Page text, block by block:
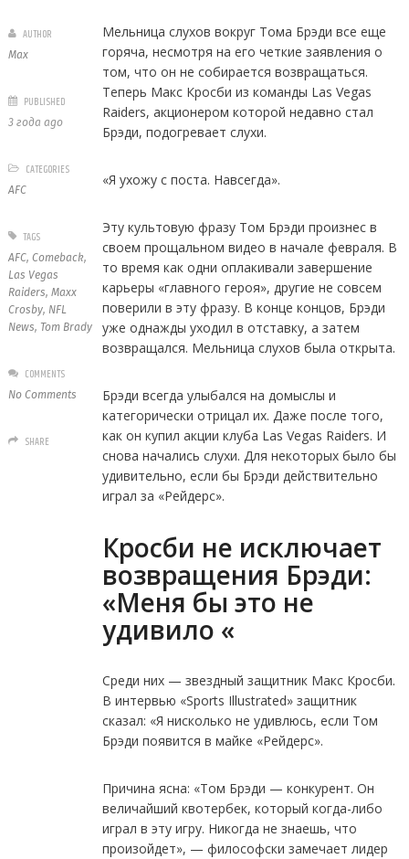
Мельница слухов вокруг Тома Брэди все еще
горяча, несмотря на его четкие заявления о
том, что он не собирается возвращаться.
Теперь Макс Кросби из команды Las Vegas
Raiders, акционером которой недавно стал
Брэди, подогревает слухи.
«Я ухожу с поста. Навсегда».
Эту культовую фразу Том Брэди произнес в
своем прощальном видео в начале февраля. В
то время как одни оплакивали завершение
карьеры «главного героя», другие не совсем
поверили в эту фразу. В конце концов, Брэди
уже однажды уходил в отставку, а затем
возвращался. Мельница слухов была открыта.
Брэди всегда улыбался на домыслы и
категорически отрицал их. Даже после того,
как он купил акции клуба Las Vegas Raiders. И
снова начались слухи. Для некоторых было бы
удивительно, если бы Брэди действительно
играл за «Рейдерс».
Кросби не исключает
возвращения Брэди:
«Меня бы это не
удивило «
Среди них — звездный защитник Макс Кросби.
В интервью «Sports Illustrated» защитник
сказал: «Я нисколько не удивлюсь, если Том
Брэди появится в майке «Рейдерс».
Причина ясна: «Том Брэди — конкурент. Он
величайший квотербек, который когда-либо
играл в эту игру. Никогда не знаешь, что
произойдет», — философски замечает лидер
AUTHOR
Max
PUBLISHED
3 года ago
CATEGORIES
AFC
TAGS
AFC, Comeback,
Las Vegas
Raiders, Maxx
Crosby, NFL
News, Tom Brady
COMMENTS
No Comments
SHARE